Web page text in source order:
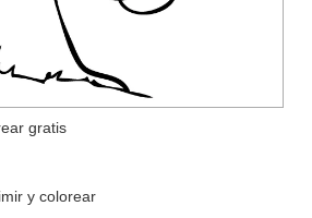
gratis
y colorear